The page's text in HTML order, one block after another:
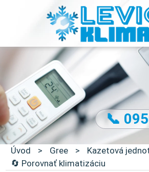
📞
Úvod > Gree >
Kazetová
🔄 Porovnať klimatizáciu